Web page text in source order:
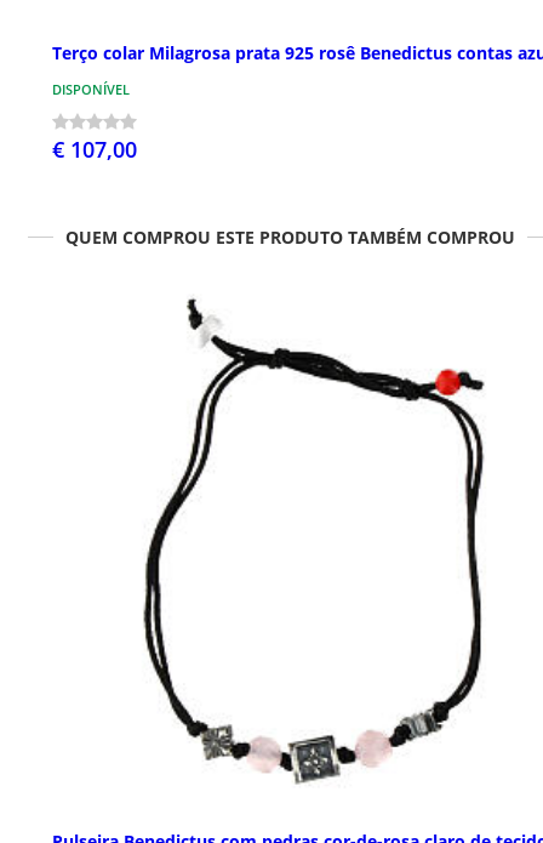
Terço colar Milagrosa prata 925 rosê Benedictus contas
DISPONÍVEL
€ 107,00
QUEM COMPROU ESTE PRODUTO TAMBÉM COMPROU